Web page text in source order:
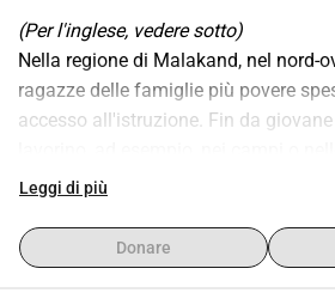
(Per l'inglese, vedere sotto)
Nella regione di Malakand, nel nord-
ragazze delle famiglie più povere
accesso all'istruzione. Fin da
non fornisce un supporto sufficiente:
scolastiche. Quando si tratta di
sono di solito le ragazze a rimanere
Leggi di più
Donare